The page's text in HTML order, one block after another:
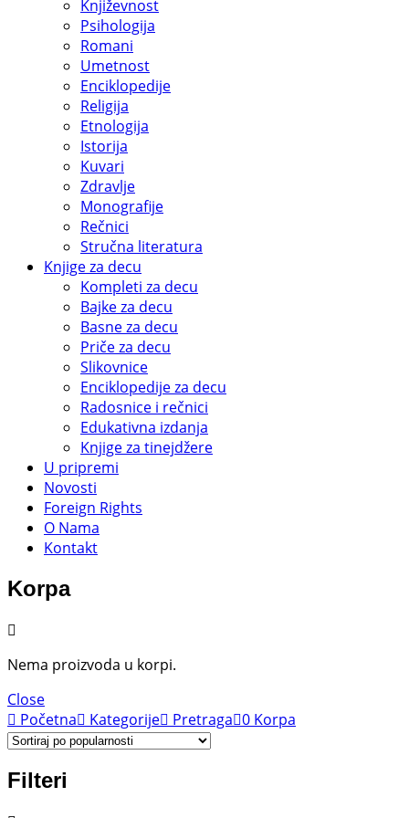
Književnost
Psihologija
Romani
Umetnost
Enciklopedije
Religija
Etnologija
Istorija
Kuvari
Zdravlje
Monografije
Rečnici
Stručna literatura
Knjige za decu
Kompleti za decu
Bajke za decu
Basne za decu
Priče za decu
Slikovnice
Enciklopedije za decu
Radosnice i rečnici
Edukativna izdanja
Knjige za tinejdžere
U pripremi
Novosti
Foreign Rights
O Nama
Kontakt
Korpa
Nema proizvoda u korpi.
Close
Početna
Kategorije Pretraga 0 Korpa
Filteri